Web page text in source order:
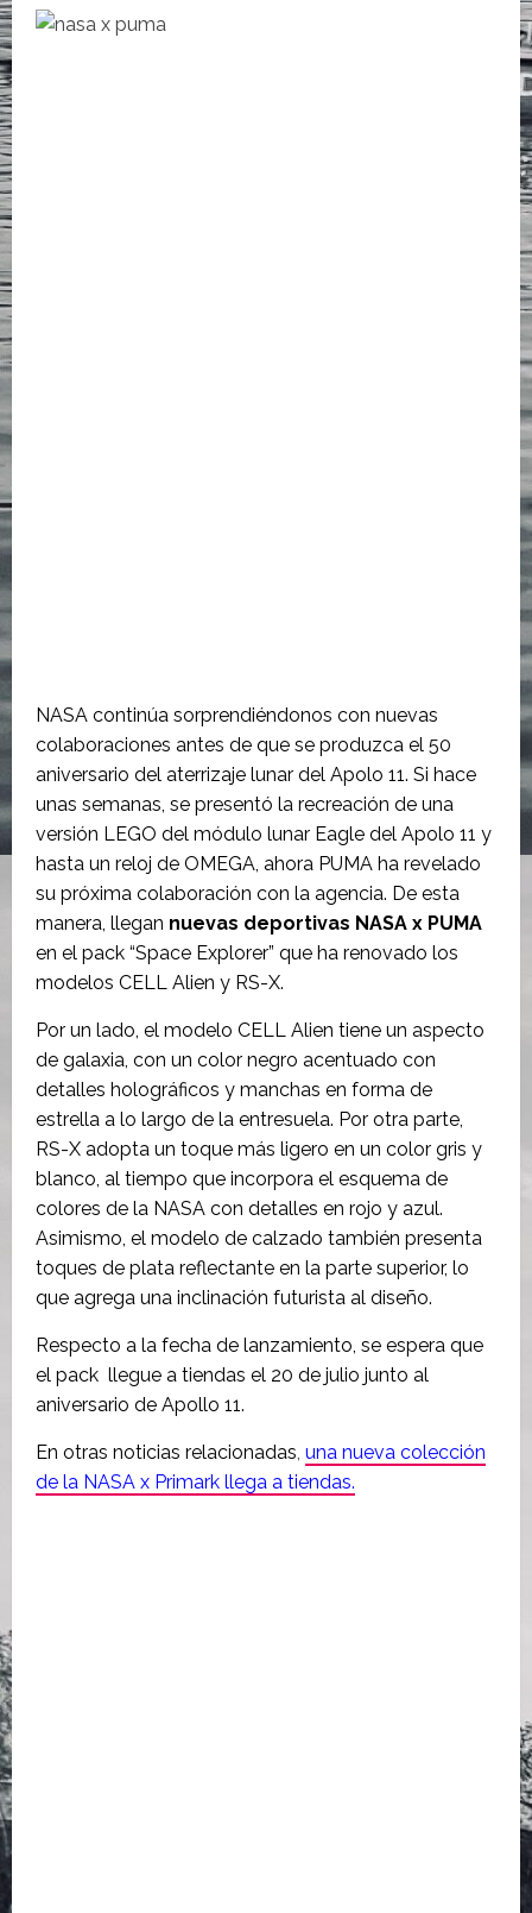
NASA continúa sorprendiéndonos con nuevas
colaboraciones antes de que se produzca el 50
aniversario del aterrizaje lunar del Apolo 11. Si hace
unas semanas, se presentó la recreación de una
versión LEGO del módulo lunar Eagle del Apolo 11 y
hasta un reloj de OMEGA, ahora PUMA ha revelado
su próxima colaboración con la agencia. De esta
manera, llegan nuevas deportivas NASA x PUMA
en el pack “Space Explorer” que ha renovado los
modelos CELL Alien y RS-X.
Por un lado, el modelo CELL Alien tiene un aspecto
de galaxia, con un color negro acentuado con
detalles holográficos y manchas en forma de
estrella a lo largo de la entresuela. Por otra parte,
RS-X adopta un toque más ligero en un color gris y
blanco, al tiempo que incorpora el esquema de
colores de la NASA con detalles en rojo y azul.
Asimismo, el modelo de calzado también presenta
toques de plata reflectante en la parte superior, lo
que agrega una inclinación futurista al diseño.
Respecto a la fecha de lanzamiento, se espera que
el pack llegue a tiendas el 20 de julio junto al
aniversario de Apollo 11.
En otras noticias relacionadas, una nueva colección
de la NASA x Primark llega a tiendas.